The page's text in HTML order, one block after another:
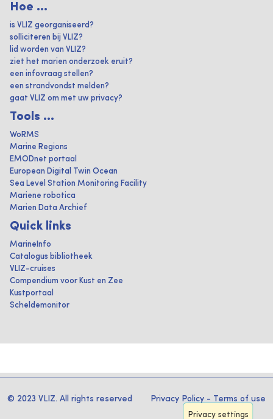
Hoe ...
is VLIZ georganiseerd?
solliciteren bij VLIZ?
lid worden van VLIZ?
ziet het marien onderzoek eruit?
een infovraag stellen?
een strandvondst melden?
gaat VLIZ om met uw privacy?
Tools ...
WoRMS
Marine Regions
EMODnet portaal
European Digital Twin Ocean
Sea Level Station Monitoring Facility
Mariene robotica
Marien Data Archief
Quick links
MarineInfo
Catalogus bibliotheek
VLIZ-cruises
Compendium voor Kust en Zee
Kustportaal
Scheldemonitor
© 2023 VLIZ. All rights reserved Privacy Policy - Terms of use
Privacy settings